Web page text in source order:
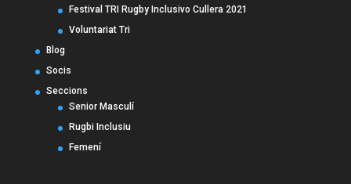
Festival TRI Rugby Inclusivo Cullera 2021
Voluntariat Tri
Blog
Socis
Seccions
Senior Masculí
Rugbi Inclusiu
Femení